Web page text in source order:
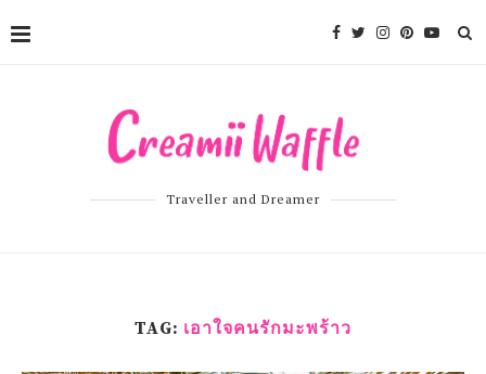
Traveller and Dreamer
TAG: เอาใจคนรักมะพร้าว